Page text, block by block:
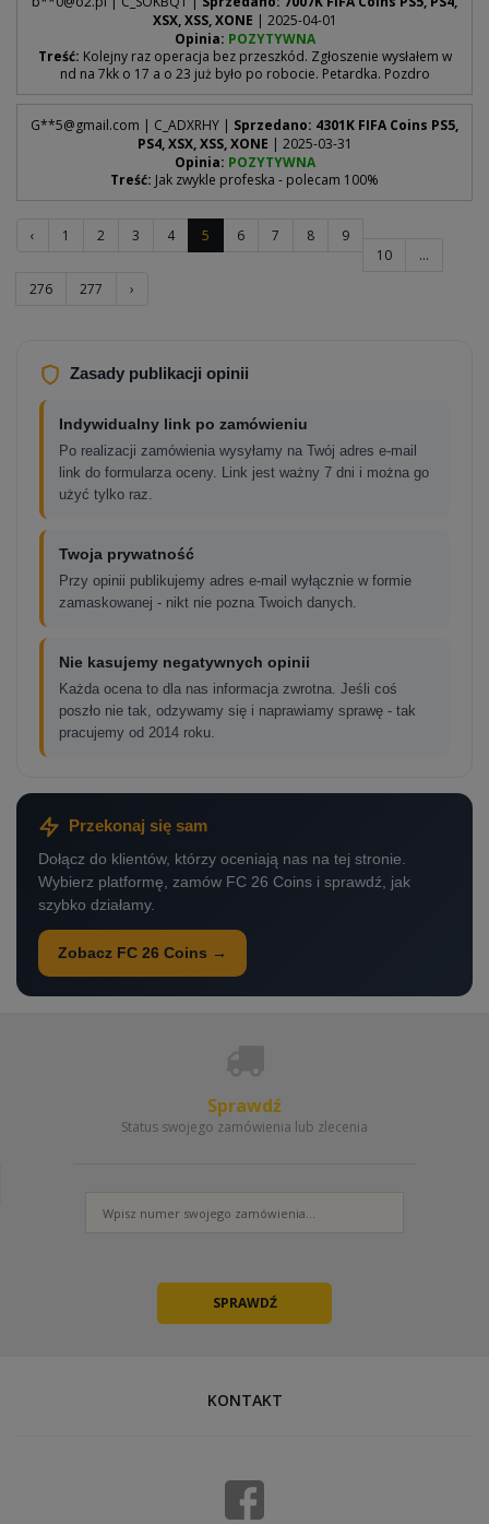
XSX, XSS, XONE | 2025-04-01
Opinia: POZYTYWNA
Treść: Kolejny raz operacja bez przeszkód. Zgłoszenie wysłałem w
nd na 7kk o 17 a o 23 już było po robocie. Petardka. Pozdro
G**5@gmail.com | C_ADXRHY | Sprzedano: 4301K FIFA Coins PS5,
PS4, XSX, XSS, XONE | 2025-03-31
Opinia: POZYTYWNA
Treść: Jak zwykle profeska - polecam 100%
‹ 1 2 3 4 5 6 7 8
9
10
...
276
277 ›
Zasady publikacji opinii
Indywidualny link po zamówieniu
Po realizacji zamówienia wysyłamy na Twój adres e-mail
link do formularza oceny. Link jest ważny 7 dni i można go
użyć tylko raz.
Twoja prywatność
Przy opinii publikujemy adres e-mail wyłącznie w formie
zamaskowanej - nikt nie pozna Twoich danych.
Nie kasujemy negatywnych opinii
Każda ocena to dla nas informacja zwrotna. Jeśli coś
poszło nie tak, odzywamy się i naprawiamy sprawę - tak
pracujemy od 2014 roku.
Przekonaj się sam
Dołącz do klientów, którzy oceniają nas na tej stronie.
Wybierz platformę, zamów FC 26 Coins i sprawdź, jak
szybko działamy.
Zobacz FC 26 Coins →
Sprawdź
Status swojego zamówienia lub zlecenia
KONTAKT